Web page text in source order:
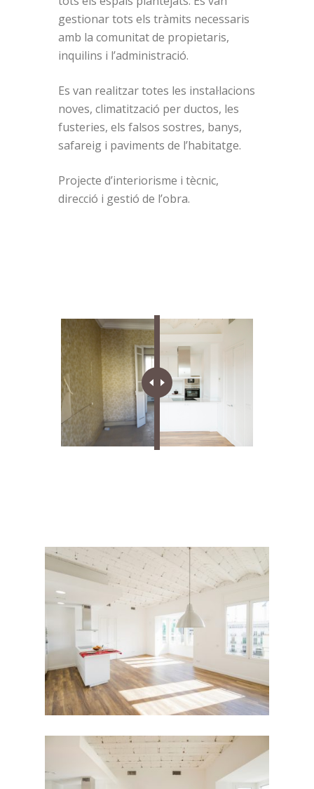
gestionar tots els tràmits necessaris
amb la comunitat de propietaris,
inquilins i l’administració.
Es van realitzar totes les instal·lacions
noves, climatització per ductos, les
fusteries, els falsos sostres, banys,
safareig i paviments de l’habitatge.
Projecte d’interiorisme i tècnic,
direcció i gestió de l’obra.